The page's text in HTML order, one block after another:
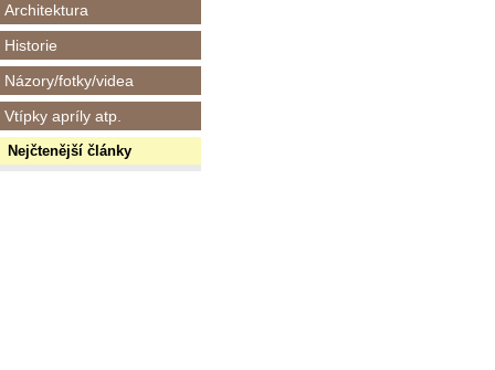
Architektura
Historie
Názory/fotky/videa
Vtípky apríly atp.
Nejčtenější články